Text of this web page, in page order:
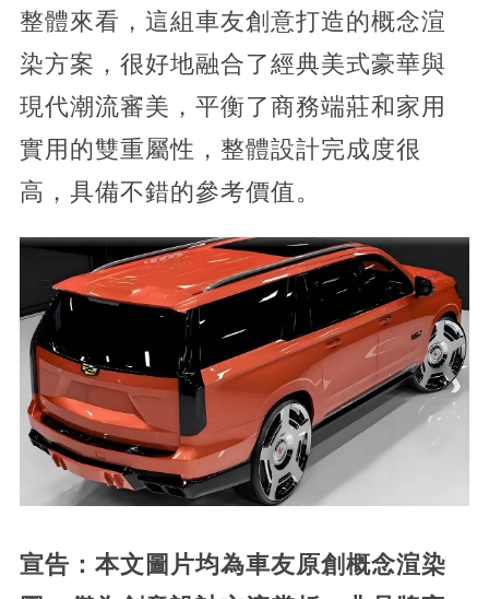
整體來看，這組車友創意打造的概念渲
染方案，很好地融合了經典美式豪華與
現代潮流審美，平衡了商務端莊和家用
實用的雙重屬性，整體設計完成度很
高，具備不錯的參考價值。
宣告：本文圖片均為車友原創概念渲染